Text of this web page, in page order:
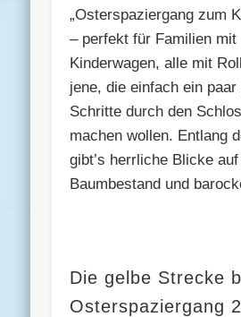
„Osterspaziergang zum
– perfekt für Familien mit
Kinderwagen, alle mit
jene, die einfach ein
Schritte durch den
machen wollen. Entlang
gibt’s herrliche Blicke
Baumbestand und
Die gelbe Strecke
Osterspaziergang